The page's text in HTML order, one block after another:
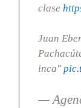
clase
Juan
inca"
—